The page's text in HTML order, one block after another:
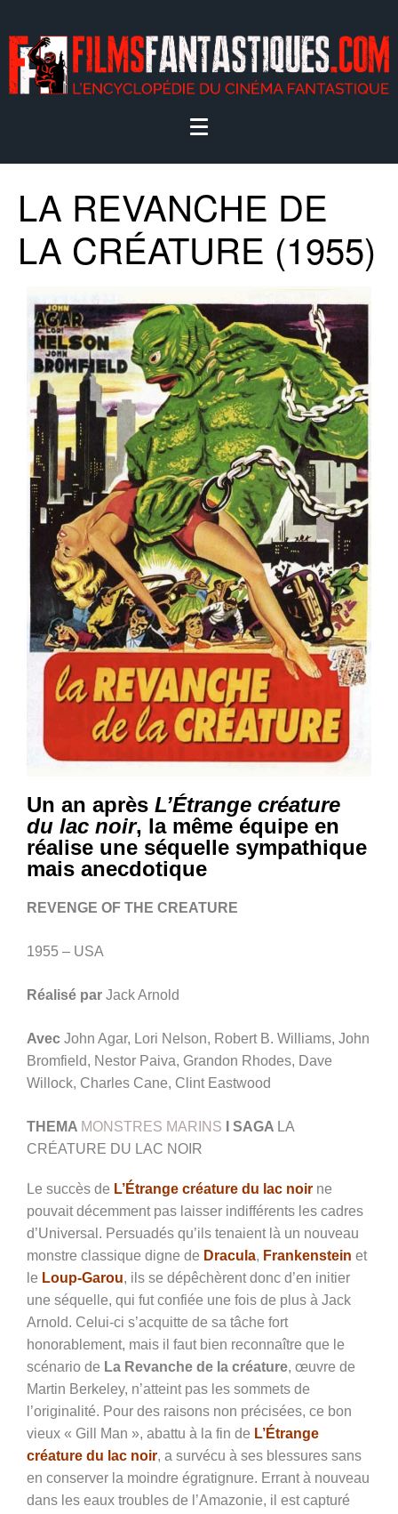
LA REVANCHE DE
LA CRÉATURE (1955)
Un an après L’Étrange créature
du lac noir, la même équipe en
réalise une séquelle sympathique
mais anecdotique
REVENGE OF THE CREATURE
1955 – USA
Réalisé par Jack Arnold
Avec John Agar, Lori Nelson, Robert B. Williams, John
Bromfield, Nestor Paiva, Grandon Rhodes, Dave
Willock, Charles Cane, Clint Eastwood
THEMA MONSTRES MARINS I SAGA LA
CRÉATURE DU LAC NOIR
Le succès de L’Étrange créature du lac noir ne
pouvait décemment pas laisser indifférents les cadres
d’Universal. Persuadés qu’ils tenaient là un nouveau
monstre classique digne de Dracula, Frankenstein et
le Loup-Garou, ils se dépêchèrent donc d’en initier
une séquelle, qui fut confiée une fois de plus à Jack
Arnold. Celui-ci s’acquitte de sa tâche fort
honorablement, mais il faut bien reconnaître que le
scénario de La Revanche de la créature, œuvre de
Martin Berkeley, n’atteint pas les sommets de
l’originalité. Pour des raisons non précisées, ce bon
vieux « Gill Man », abattu à la fin de L’Étrange
créature du lac noir, a survécu à ses blessures sans
en conserver la moindre égratignure. Errant à nouveau
dans les eaux troubles de l’Amazonie, il est capturé